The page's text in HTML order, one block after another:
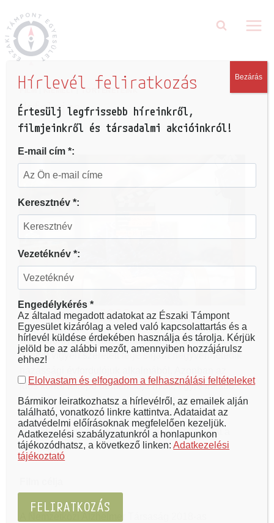
FILM| KIEMELT| TÖRTÉNETEINK
Nefelejcs
2022.01.08.
Bemutató: 2022
Egy kora nyári délután Ilona elindul otthonról, hogy
virágot vigyen szeretett férje sírjára negyvenhetedik
idős korral fellépő demenciája miatt, egyre inkább
elveszik a nyüzsgő nagyvárosban. Az útja során
különféle emberekkel hozza össze őt a sors,
miközben percről percre veszti el a kapcsolatát a
külvilággal.
Hírlevél feliratkozás
Értesülj legfrissebb híreinkről,
filmjeinkről és társadalmi akcióinkról!
E-mail cím *:
Keresztnév *:
Vezetéknév *:
Engedélykérés *
Az általad megadott adatokat az Északi Támpont
Egyesület kizárólag a veled való kapcsolattartás és a
hírlevél küldése érdekében használja és tárolja. Kérjük
jelöld be az alábbi mezőt, amennyiben hozzájárulsz
ehhez!
Elolvastam és elfogadom a felhasználási feltételeket
Bármikor leiratkozhatsz a hírlevélről, az emailek alján
található, vonatkozó linkre kattintva. Adataidat az
adatvédelmi előírásoknak megfelelően kezeljük.
Adatkezelési szabályzatunkról a honlapunkon
tájékozódhatsz, a következő linken:Adatkezelési
tájékoztató
Bezárás